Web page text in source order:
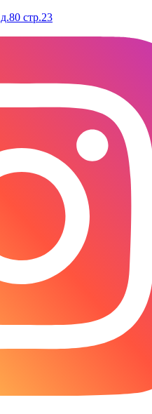
стр.23